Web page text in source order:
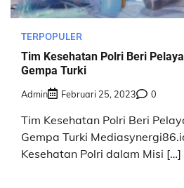
TERPOPULER
Tim Kesehatan Polri Beri
Gempa Turki
Admin Februari 25, 2023 0
Tim Kesehatan Polri Beri
Gempa Turki
Kesehatan Polri dalam Misi […]